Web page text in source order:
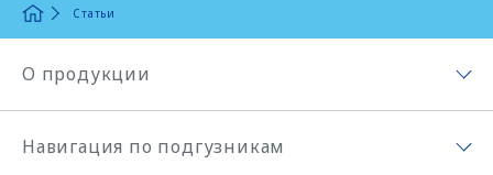
Статьи
О продукции
Moony Organic
Навигация по подгузникам